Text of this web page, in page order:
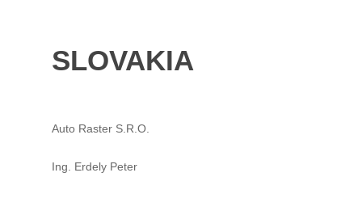
SLOVAKIA
Auto Raster S.R.O.
Ing. Erdely Peter